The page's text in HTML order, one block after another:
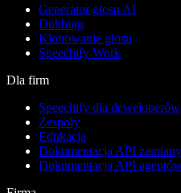
Generator głosu AI
Dubbing
Klonowanie głosu
Speechify Work
Dla firm
Speechify dla deweloperów
Zespoły
Edukacja
Dokumentacja API
Dokumentacja API